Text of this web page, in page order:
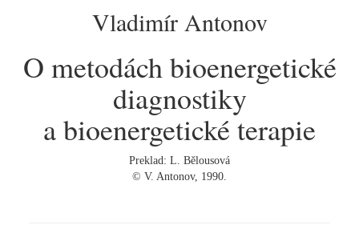
Vladimír Antonov
O metodách bioenergetické
diagnostiky
a bioenergetické terapie
Preklad: L. Bělousová
© V. Antonov, 1990.